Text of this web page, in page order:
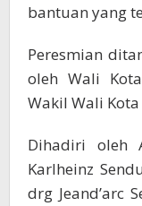
bantuan yang
Peresmian
oleh Wali
Wakil Wali
Dihadiri oleh
Karlheinz
drg Jeand’arc